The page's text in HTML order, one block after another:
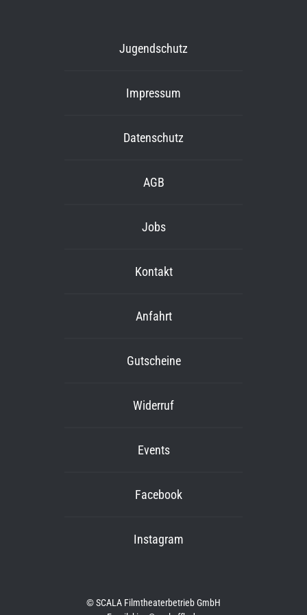
Jugendschutz
Impressum
Datenschutz
AGB
Jobs
Kontakt
Anfahrt
Gutscheine
Widerruf
Events
Facebook
Instagram
© SCALA Filmtheaterbetrieb GmbH